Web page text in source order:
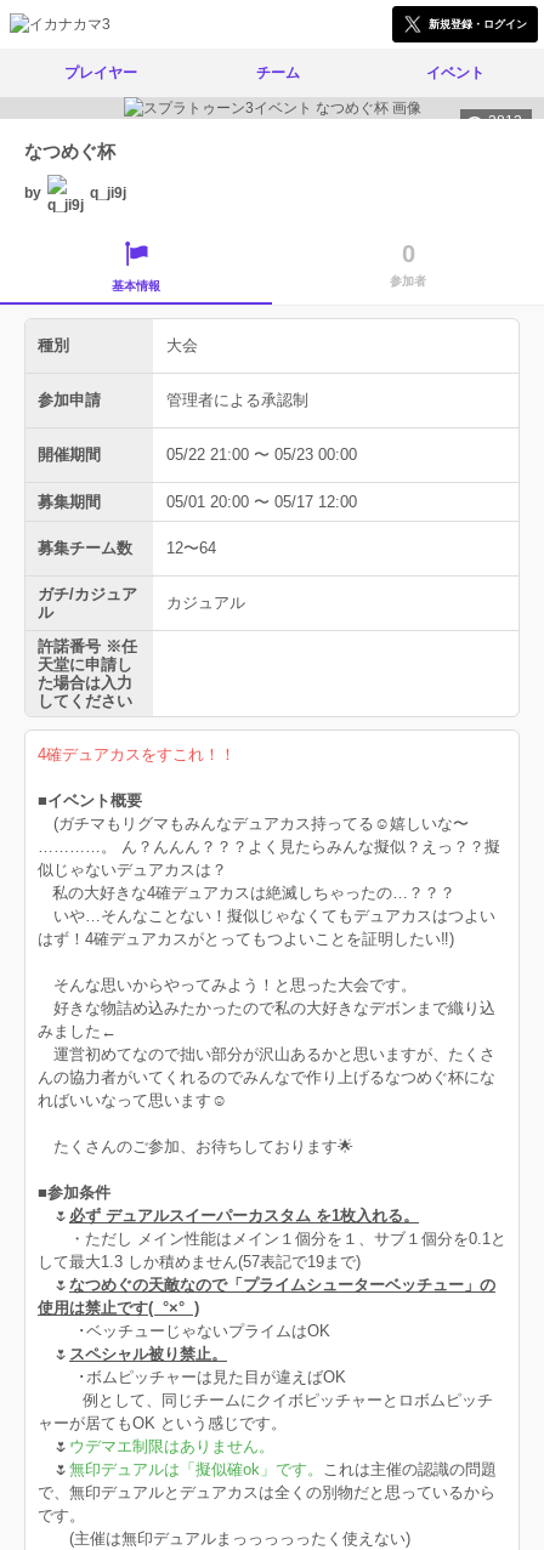
新規登録・ログイン
プレイヤー チーム イベント
3813
なつめぐ杯
by q_ji9j
基本情報
0
参加者
種別 大会
参加申請 管理者による承認制
開催期間 05/22 21:00 〜 05/23 00:00
募集期間 05/01 20:00 〜 05/17 12:00
募集チーム数 12〜64
ガチ/カジュア
ル
カジュアル
許諾番号 ※任
天堂に申請し
た場合は入力
してください
4確デュアカスをすこれ！！
■イベント概要
(ガチマもリグマもみんなデュアカス持ってる☺️嬉しいな〜
…………。 ん？んんん？？？よく見たらみんな擬似？えっ？？擬
似じゃないデュアカスは？
私の大好きな4確デュアカスは絶滅しちゃったの…？？？
いや…そんなことない！擬似じゃなくてもデュアカスはつよい
はず！4確デュアカスがとってもつよいことを証明したい‼️)
そんな思いからやってみよう！と思った大会です。
好きな物詰め込みたかったので私の大好きなデボンまで織り込
みました←
運営初めてなので拙い部分が沢山あるかと思いますが、たくさ
んの協力者がいてくれるのでみんなで作り上げるなつめぐ杯にな
ればいいなって思います☺️
たくさんのご参加、お待ちしております🌟
■参加条件
🌷 必ず デュアルスイーパーカスタム を1枚入れる。
・ただし メイン性能はメイン１個分を１、サブ１個分を0.1と
して最大1.3 しか積めません(57表記で19まで)
🌷 なつめぐの天敵なので「プライムシューターベッチュー」の
使用は禁止です( °×° )
･ベッチューじゃないプライムはOK
🌷 スペシャル被り禁止。
･ボムピッチャーは見た目が違えばOK
例として、同じチームにクイボピッチャーとロボムピッチ
ャーが居てもOK という感じです。
🌷 ウデマエ制限はありません。
🌷 無印デュアルは「擬似確ok」です。
これは主催の認識の問題
で、無印デュアルとデュアカスは全くの別物だと思っているから
です。
(主催は無印デュアルまっっっっったく使えない)